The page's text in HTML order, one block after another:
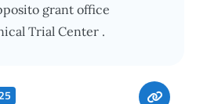
grant office
Trial Center .